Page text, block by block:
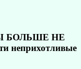
БОЛЬШЕ НЕ
неприхотливые